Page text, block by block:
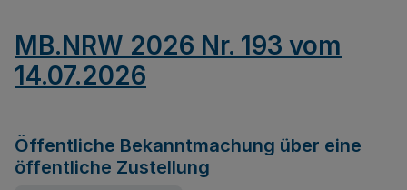
MB.NRW 2026 Nr. 193 vom
14.07.2026
Öffentliche Bekanntmachung über eine
öffentliche Zustellung